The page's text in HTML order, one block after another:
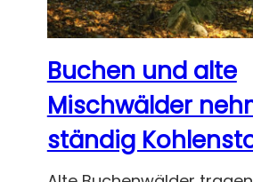
Buchen und alte
Mischwälder
ständig